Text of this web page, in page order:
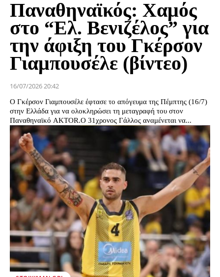
Παναθηναϊκός: Χαμός
στο “Ελ. Βενιζέλος” για
την άφιξη του Γκέρσον
Γιαμπουσέλε (βίντεο)
16/07/2026 20:42
Ο Γκέρσον Γιαμπουσέλε έφτασε το απόγευμα της Πέμπτης (16/7)
στην Ελλάδα για να ολοκληρώσει τη μεταγραφή του στον
Παναθηναϊκό AKTOR.Ο 31χρονος Γάλλος αναμένεται να...